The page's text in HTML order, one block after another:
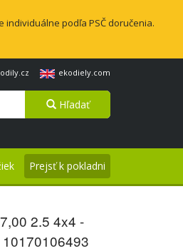
podľa PSČ doručenia.
ekodiely.com
Hľadať
Prejsť k pokladni
2.5 4x4 -